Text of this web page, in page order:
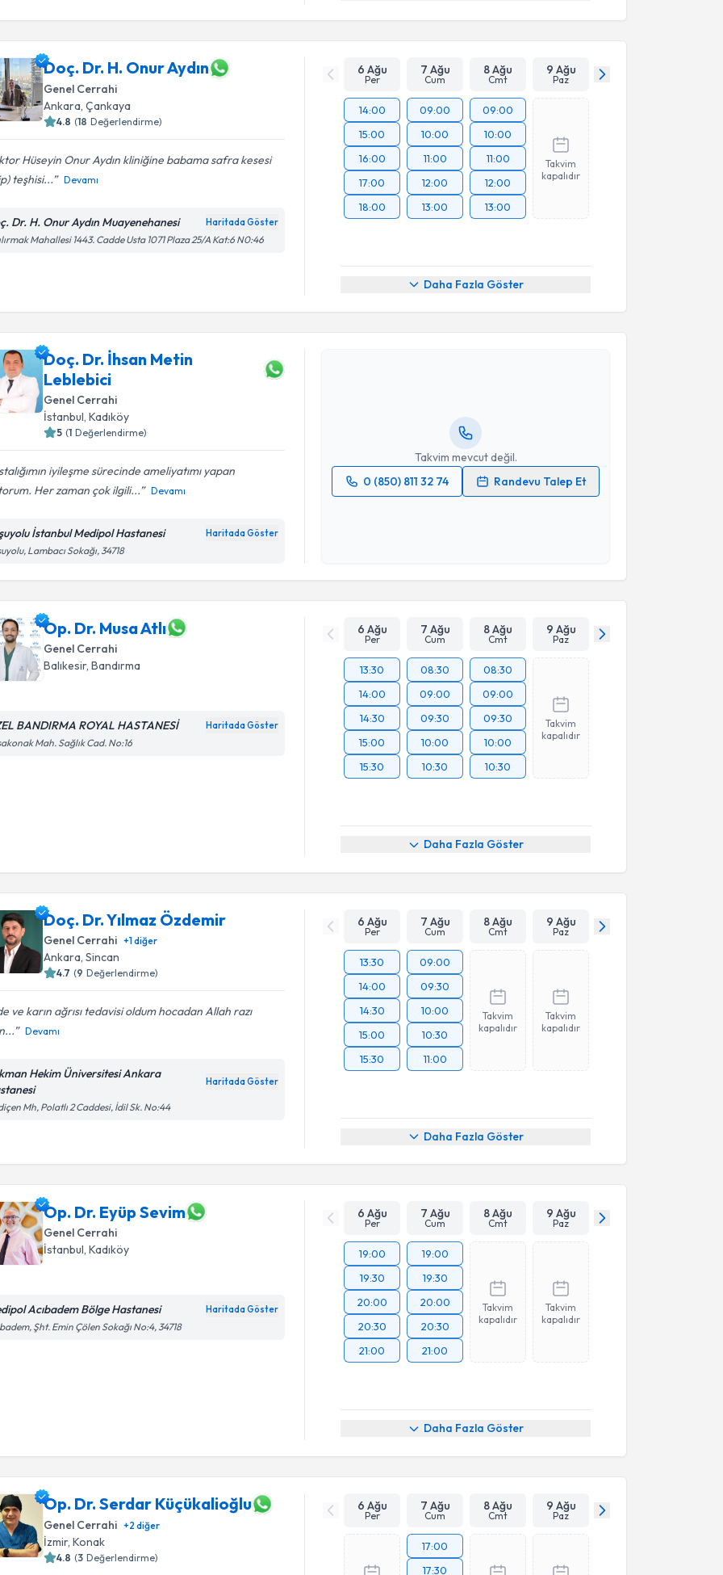
Doç. Dr. H. Onur Aydın
Genel Cerrahi
Ankara , Çankaya
4.8 (18 Değerlendirme)
Hüseyin Onur Aydın kliniğine babama safra kesesi
teşhisi...
Devamı
Dr. H. Onur Aydın Muayenehanesi Haritada Göster
Mahallesi 1443. Cadde Usta 1071 Plaza 25/A Kat:6 N0:46
6 Ağu
Per
7 Ağu
Cum
8 Ağu
Cmt
9 Ağu
Paz
14:00
15:00
16:00
17:00
18:00
09:00
10:00
11:00
12:00
13:00
09:00
10:00
11:00
12:00
13:00
Takvim
kapalıdır
Daha Fazla Göster
Doç. Dr. İhsan Metin
Leblebici
Genel Cerrahi
İstanbul, Kadıköy
5 (1 Değerlendirme)
iyileşme sürecinde ameliyatımı yapan
Her zaman çok ilgili...
Devamı
İstanbul Medipol Hastanesi Haritada Göster
Lambacı Sokağı, 34718
Takvim mevcut değil.
0 (850) 811 32 74
Randevu Talep Et
Randevu Takvimi Talebi
Op. Dr. Musa Atlı
Genel Cerrahi
Balıkesir, Bandırma
BANDIRMA ROYAL HASTANESİ Haritada Göster
Mah. Sağlık Cad. No:16
6 Ağu
Per
7 Ağu
Cum
8 Ağu
Cmt
9 Ağu
Paz
13:30
14:00
14:30
15:00
15:30
08:30
09:00
09:30
10:00
10:30
08:30
09:00
09:30
10:00
10:30
Takvim
kapalıdır
Daha Fazla Göster
Doç. Dr. Yılmaz Özdemir
Genel Cerrahi +1diğer
Ankara , Sincan
4.7 (9 Değerlendirme)
ve karın ağrısı tedavisi oldum hocadan Allah razı
Devamı
Hekim Üniversitesi Ankara
Haritada Göster
Mh, Polatlı 2 Caddesi, İdil Sk. No:44
6 Ağu
Per
7 Ağu
Cum
8 Ağu
Cmt
9 Ağu
Paz
13:30
14:00
14:30
15:00
15:30
09:00
09:30
10:00
10:30
11:00
Takvim
kapalıdır
Takvim
kapalıdır
Daha Fazla Göster
Op. Dr. Eyüp Sevim
Genel Cerrahi
İstanbul, Kadıköy
Acıbadem Bölge Hastanesi Haritada Göster
Şht. Emin Çölen Sokağı No:4, 34718
6 Ağu
Per
7 Ağu
Cum
8 Ağu
Cmt
9 Ağu
Paz
19:00
19:30
20:00
20:30
21:00
19:00
19:30
20:00
20:30
21:00
Takvim
kapalıdır
Takvim
kapalıdır
Daha Fazla Göster
Op. Dr. Serdar Küçükalioğlu
Genel Cerrahi +2 diğer
İzmir, Konak
4.8 (3 Değerlendirme)
6 Ağu
Per
7 Ağu
Cum
8 Ağu
Cmt
9 Ağu
Paz
17:00
17:30